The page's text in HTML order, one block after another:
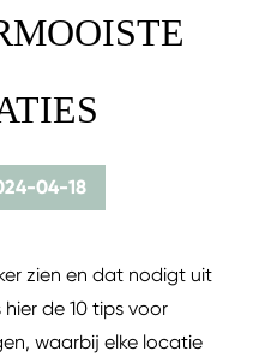
04-18
zien en dat nodigt uit
de 10 tips voor
waarbij elke locatie